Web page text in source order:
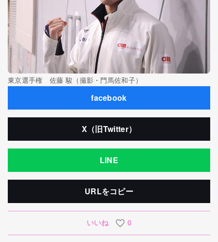
東京選手権 佐藤 駿（撮影・門馬佐和子）
facebook
X（旧Twitter）
LINE
URLをコピー
いいね 0